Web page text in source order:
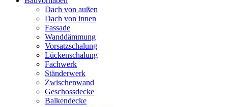
Dach von außen
Dach von innen
Fassade
Wanddämmung
Vorsatzschalung
Lückenschalung
Fachwerk
Ständerwerk
Zwischenwand
Geschossdecke
Balkendecke